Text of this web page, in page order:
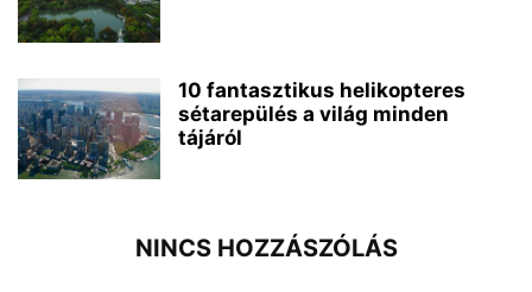
10 fantasztikus helikopteres
sétarepülés a világ minden
tájáról
NINCS HOZZÁSZÓLÁS